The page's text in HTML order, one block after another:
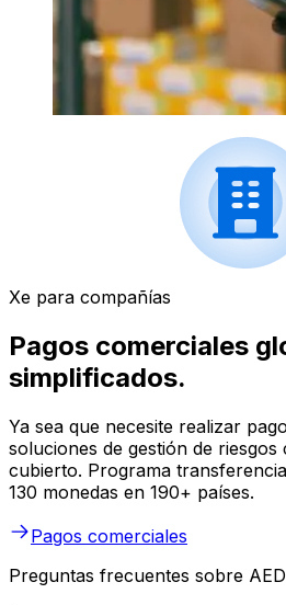
Xe para compañías
Pagos comerciales
simplificados.
Ya sea que necesite realizar
soluciones de gestión de
cubierto. Programa
130 monedas en 190+ países.
Pagos comerciales
Preguntas frecuentes sobre